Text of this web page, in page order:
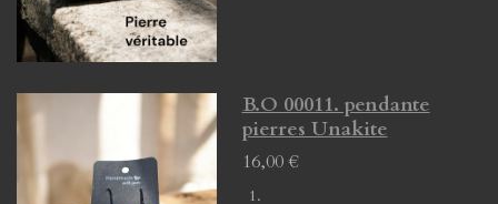
B.O 00011. pendante
pierres Unakite
16,00 €